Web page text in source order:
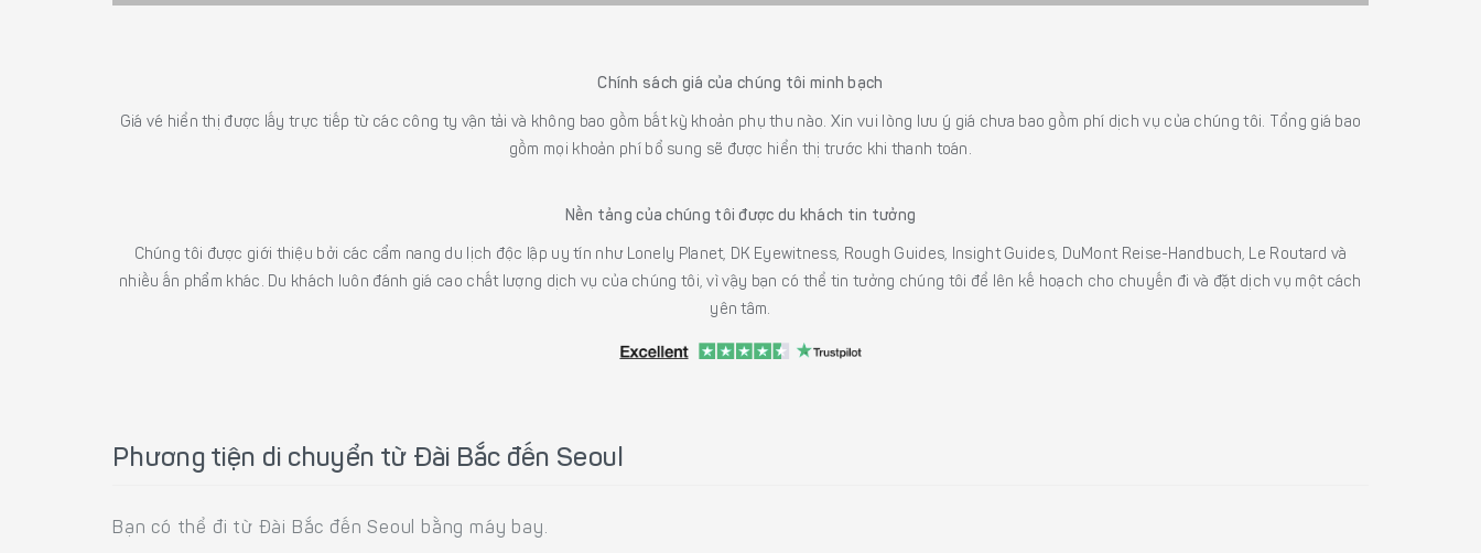
Chính sách giá của chúng tôi minh bạch
Giá vé hiển thị được lấy trực tiếp từ các công ty vận tải và không bao gồm bất kỳ khoản phụ thu nào. Xin vui lòng lưu ý giá chưa bao gồm phí dịch vụ của chúng tôi. Tổng giá bao
gồm mọi khoản phí bổ sung sẽ được hiển thị trước khi thanh toán.
Nền tảng của chúng tôi được du khách tin tưởng
Chúng tôi được giới thiệu bởi các cẩm nang du lịch độc lập uy tín như Lonely Planet, DK Eyewitness, Rough Guides, Insight Guides, DuMont Reise-Handbuch, Le Routard và
nhiều ấn phẩm khác. Du khách luôn đánh giá cao chất lượng dịch vụ của chúng tôi, vì vậy bạn có thể tin tưởng chúng tôi để lên kế hoạch cho chuyến đi và đặt dịch vụ một cách
yên tâm.
Phương tiện di chuyển từ Đài Bắc đến Seoul
Bạn có thể đi từ Đài Bắc đến Seoul bằng máy bay.